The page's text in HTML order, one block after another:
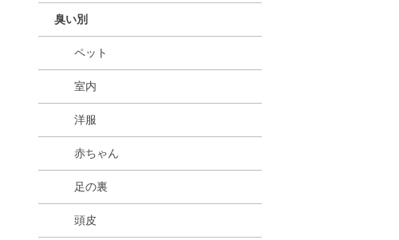
臭い別
ペット
室内
洋服
赤ちゃん
足の裏
頭皮